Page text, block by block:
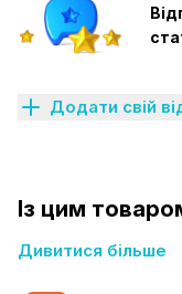
Додати свій
Із цим
Дивитися більше